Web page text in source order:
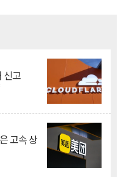
신고
고속 상